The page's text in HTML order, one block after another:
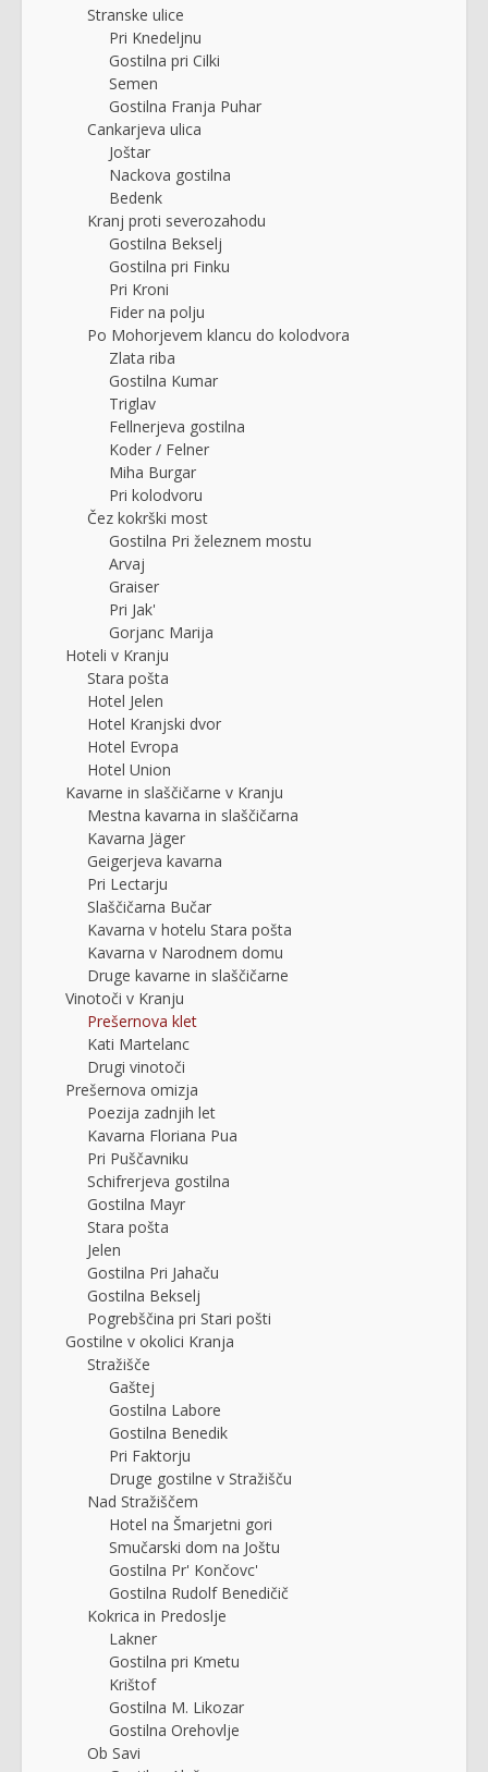
Stranske ulice
Pri Knedeljnu
Gostilna pri Cilki
Semen
Gostilna Franja Puhar
Cankarjeva ulica
Joštar
Nackova gostilna
Bedenk
Kranj proti severozahodu
Gostilna Bekselj
Gostilna pri Finku
Pri Kroni
Fider na polju
Po Mohorjevem klancu do kolodvora
Zlata riba
Gostilna Kumar
Triglav
Fellnerjeva gostilna
Koder / Felner
Miha Burgar
Pri kolodvoru
Čez kokrški most
Gostilna Pri železnem mostu
Arvaj
Graiser
Pri Jak'
Gorjanc Marija
Hoteli v Kranju
Stara pošta
Hotel Jelen
Hotel Kranjski dvor
Hotel Evropa
Hotel Union
Kavarne in slaščičarne v Kranju
Mestna kavarna in slaščičarna
Kavarna Jäger
Geigerjeva kavarna
Pri Lectarju
Slaščičarna Bučar
Kavarna v hotelu Stara pošta
Kavarna v Narodnem domu
Druge kavarne in slaščičarne
Vinotoči v Kranju
Prešernova klet
Kati Martelanc
Drugi vinotoči
Prešernova omizja
Poezija zadnjih let
Kavarna Floriana Pua
Pri Puščavniku
Schifrerjeva gostilna
Gostilna Mayr
Stara pošta
Jelen
Gostilna Pri Jahaču
Gostilna Bekselj
Pogrebščina pri Stari pošti
Gostilne v okolici Kranja
Stražišče
Gaštej
Gostilna Labore
Gostilna Benedik
Pri Faktorju
Druge gostilne v Stražišču
Nad Stražiščem
Hotel na Šmarjetni gori
Smučarski dom na Joštu
Gostilna Pr' Končovc'
Gostilna Rudolf Benedičič
Kokrica in Predoslje
Lakner
Gostilna pri Kmetu
Krištof
Gostilna M. Likozar
Gostilna Orehovlje
Ob Savi